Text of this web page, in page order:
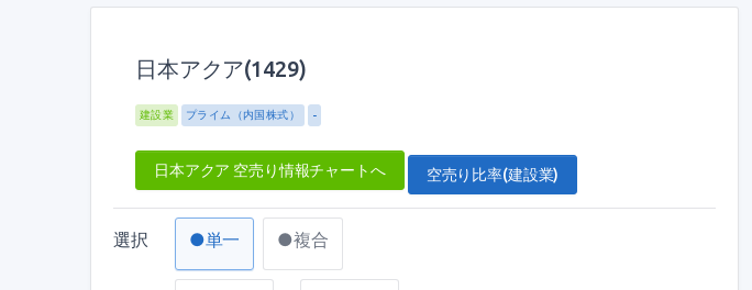
日本アクア(1429)
建設業 プライム（内国株式） -
日本アクア 空売り情報チャートへ 空売り比率(建設業)
選択 ●単一 ●複合